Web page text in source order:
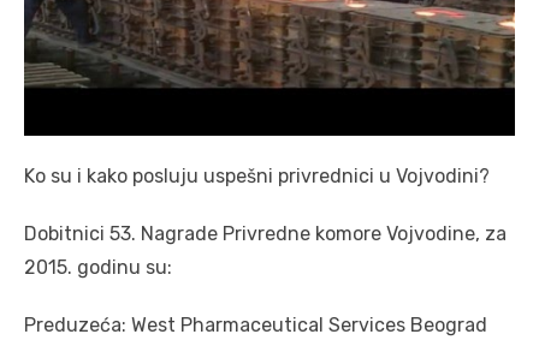
Ko su i kako posluju uspešni privrednici u Vojvodini?
Dobitnici 53. Nagrade Privredne komore Vojvodine, za
2015. godinu su:
Preduzeća: West Pharmaceutical Services Beograd